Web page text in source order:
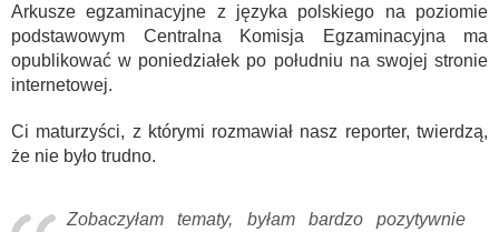
Arkusze egzaminacyjne z języka polskiego na poziomie
podstawowym Centralna Komisja Egzaminacyjna ma
opublikować w poniedziałek po południu na swojej stronie
internetowej.
Ci maturzyści, z którymi rozmawiał nasz reporter, twierdzą,
że nie było trudno.
Zobaczyłam tematy, byłam bardzo pozytywnie